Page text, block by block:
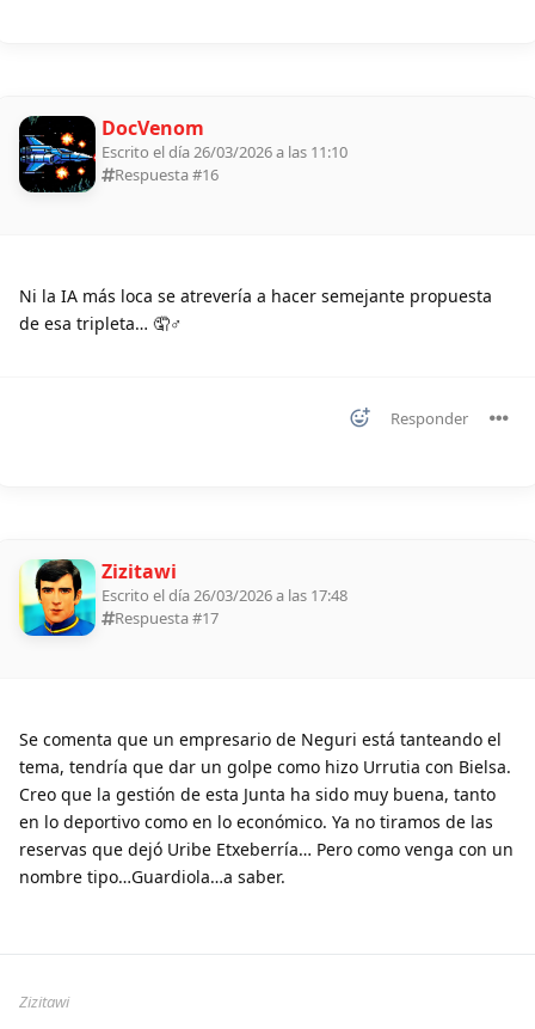
DocVenom
Escrito el día 26/03/2026 a las 11:10
Respuesta #16
Ni la IA más loca se atrevería a hacer semejante propuesta
de esa tripleta… 🤦♂
Responder
Zizitawi
Escrito el día 26/03/2026 a las 17:48
Respuesta #17
Se comenta que un empresario de Neguri está tanteando el
tema, tendría que dar un golpe como hizo Urrutia con Bielsa.
Creo que la gestión de esta Junta ha sido muy buena, tanto
en lo deportivo como en lo económico. Ya no tiramos de las
reservas que dejó Uribe Etxeberría… Pero como venga con un
nombre tipo…Guardiola…a saber.
Zizitawi